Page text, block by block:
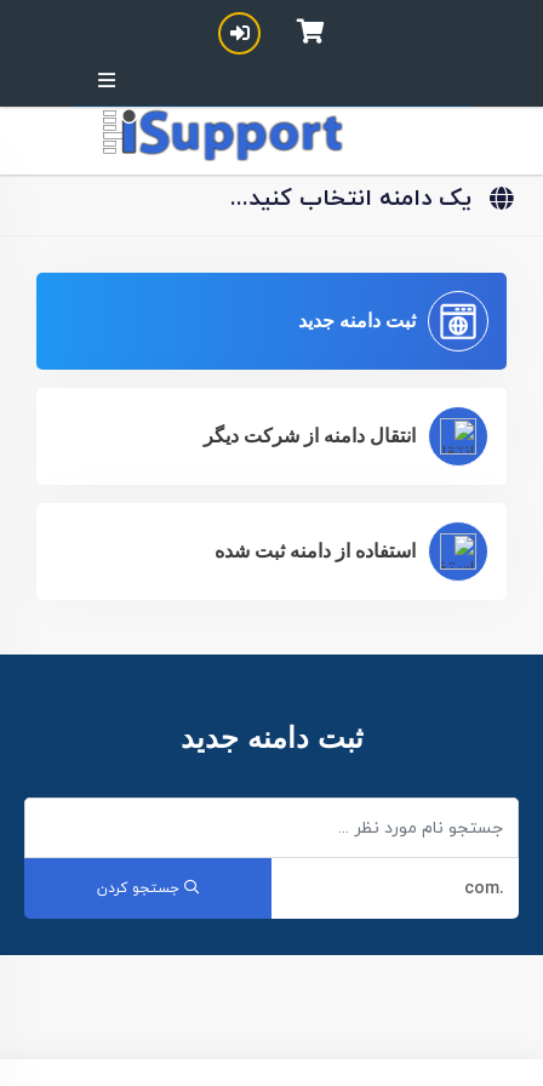
یک دامنه انتخاب کنید...
ثبت دامنه جدید
انتقال دامنه از شرکت دیگر
استفاده از دامنه ثبت شده
ثبت دامنه جدید
جستجو کردن